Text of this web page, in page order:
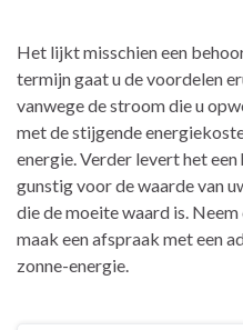
Het lijkt misschien een
termijn gaat u de voordelen
vanwege de stroom die u
met de stijgende
energie. Verder levert het
gunstig voor de waarde van
die de moeite waard is.
maak een afspraak met een
zonne-energie.